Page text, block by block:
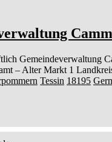
Gemeindeverwaltung
– Alter Markt 1
Tessin 18195